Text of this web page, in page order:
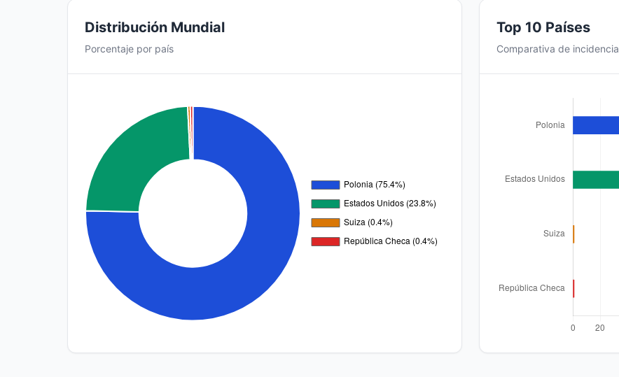
Distribución Mundial
Porcentaje por país
Top 10 Países
Comparativa de incidencia